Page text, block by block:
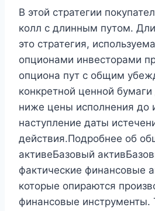
В этой стратегии
колл с длинным путом.
это стратегия,
опционами инвесторами
опциона пут с общим
конкретной ценной
ниже цены исполнения до
наступление даты
действия.Подробнее об
активеБазовый
фактические финансовые
которые опираются
финансовые инструменты.